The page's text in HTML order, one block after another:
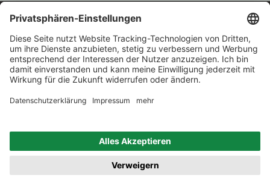
Beratung unter
+49 421 696 797-0
1.000 Winzer –
Über 7.000 Weine
Weinhändler
des Jahres 2022